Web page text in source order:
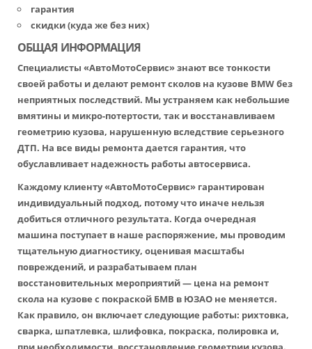
гарантия
скидки (куда же без них)
ОБЩАЯ ИНФОРМАЦИЯ
Специалисты «АвтоМотоСервис» знают все тонкости
своей работы и делают ремонт сколов на кузове BMW без
неприятных последствий. Мы устраняем как небольшие
вмятины и микро-потертости, так и восстанавливаем
геометрию кузова, нарушенную вследствие серьезного
ДТП. На все виды ремонта дается гарантия, что
обуславливает надежность работы автосервиса.
Каждому клиенту «АвтоМотоСервис» гарантирован
индивидуальный подход, потому что иначе нельзя
добиться отличного результата. Когда очередная
машина поступает в наше распоряжение, мы проводим
тщательную диагностику, оценивая масштабы
повреждений, и разрабатываем план
восстановительных мероприятий — цена на ремонт
скола на кузове с покраской БМВ в ЮЗАО не меняется.
Как правило, он включает следующие работы: рихтовка,
сварка, шпатлевка, шлифовка, покраска, полировка и,